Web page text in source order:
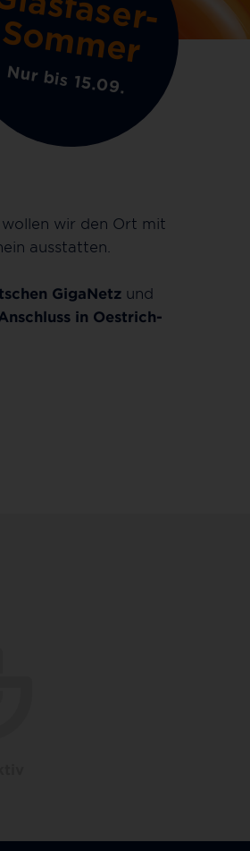
S
r
Nur bis 15.09.
wollen wir den Ort mit
ausstatten.
GigaNetz und
in Oestrich-